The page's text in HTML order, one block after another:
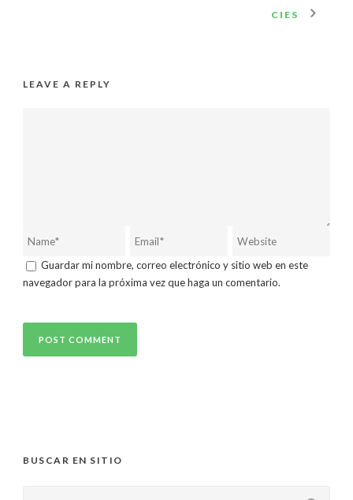
CIES
LEAVE A REPLY
Guardar mi nombre, correo electrónico y sitio web en este
navegador para la próxima vez que haga un comentario.
BUSCAR EN SITIO